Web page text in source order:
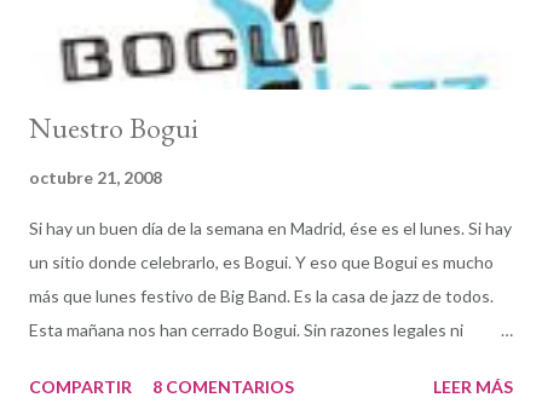
Nuestro Bogui
octubre 21, 2008
Si hay un buen día de la semana en Madrid, ése es el lunes. Si hay
un sitio donde celebrarlo, es Bogui. Y eso que Bogui es mucho
más que lunes festivo de Big Band. Es la casa de jazz de todos.
Esta mañana nos han cerrado Bogui. Sin razones legales ni
amiguismo y los tejemanejes del cuarto poder y la política son
COMPARTIR 8 COMENTARIOS LEER MÁS